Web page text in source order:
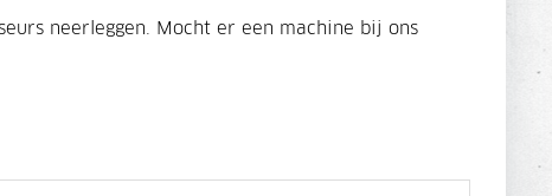
neerleggen. Mocht er een machine bij ons